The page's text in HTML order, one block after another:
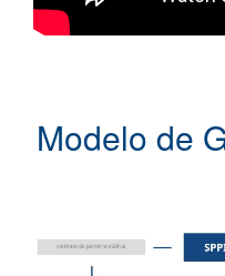
Modelo de